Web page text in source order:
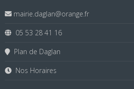
mairie.daglan@orange.fr
05 53 28 41 16
Plan de Daglan
Nos Horaires